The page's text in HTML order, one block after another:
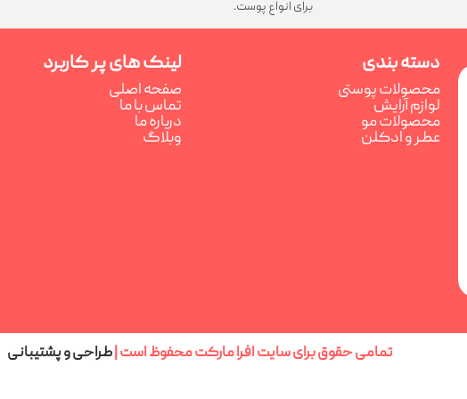
برای انواع پوست.
دسته بندی
محصولات پوستی
لوازم آرایش
محصولات مو
عطر و ادکلن
لینک های پر کاربرد
صفحه اصلی
تماس با ما
درباره ما
وبلاگ
تمامی حقوق برای سایت افرا مارکت محفوظ است | طراحی و پشتیبانی